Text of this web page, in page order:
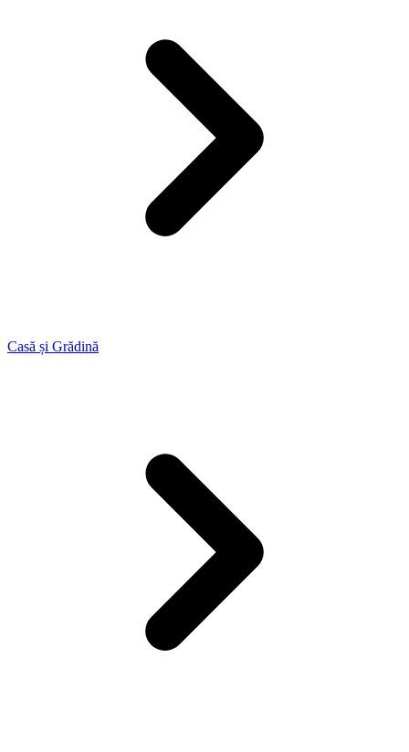
Casă și Grădină